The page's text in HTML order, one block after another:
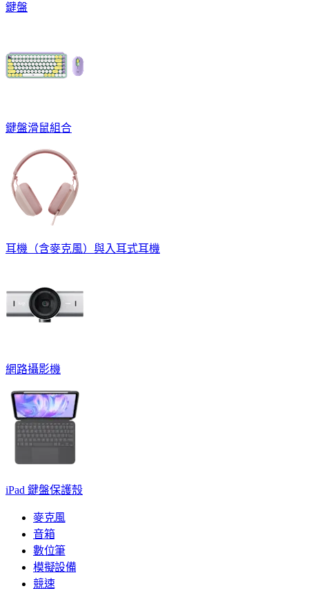
鍵盤
鍵盤滑鼠組合
耳機（含麥克風）與入耳式耳機
網路攝影機
iPad 鍵盤保護殼
麥克風
音箱
數位筆
模擬設備
競速